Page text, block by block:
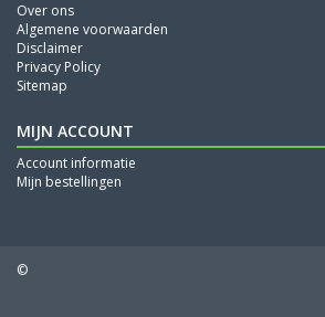
Over ons
Algemene voorwaarden
Disclaimer
Privacy Policy
Sitemap
MIJN ACCOUNT
Account informatie
Mijn bestellingen
©